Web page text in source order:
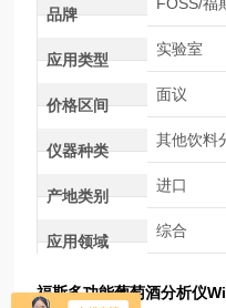
品牌
应用类型
实验室
价格区间
面议
仪器种类
其他饮料
产地类别
进口
应用领域
综合
福斯多功能葡萄酒分析仪